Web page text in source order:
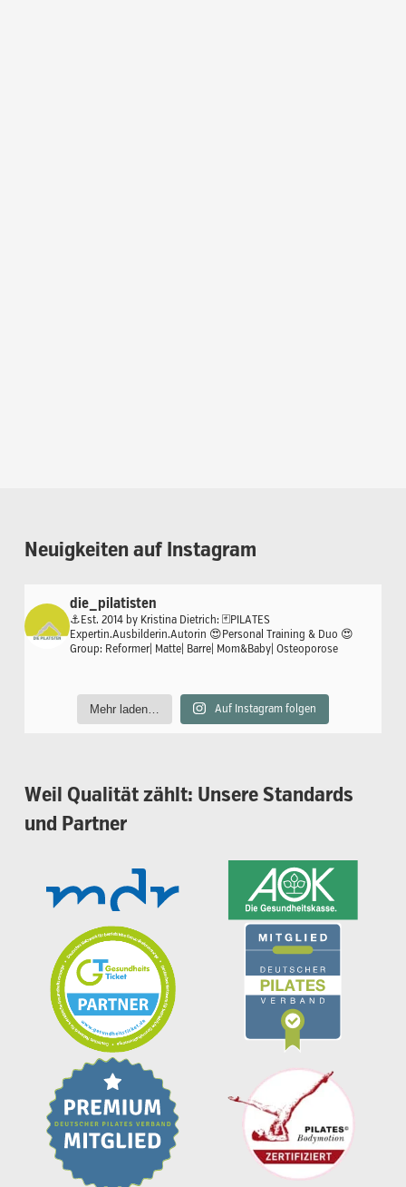
Neuigkeiten auf Instagram
die_pilatisten
⚓️Est. 2014 by Kristina Dietrich: 🃏PILATES
Expertin.Ausbilderin.Autorin 😍Personal Training & Duo 😍
Group: Reformer| Matte| Barre| Mom&Baby| Osteoporose
Mehr laden… Auf Instagram folgen
Weil Qualität zählt: Unsere Standards
und Partner